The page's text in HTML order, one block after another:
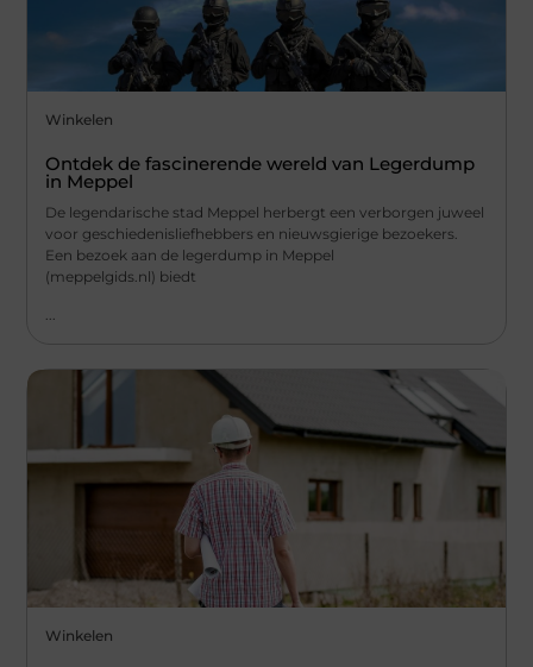
Winkelen
Ontdek de fascinerende wereld van Legerdump
in Meppel
De legendarische stad Meppel herbergt een verborgen juweel
voor geschiedenisliefhebbers en nieuwsgierige bezoekers.
Een bezoek aan de legerdump in Meppel
(meppelgids.nl) biedt
...
Winkelen